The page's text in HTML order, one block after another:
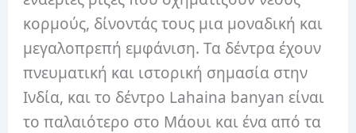
κορμούς, δίνοντάς τους μια μοναδική και
μεγαλοπρεπή εμφάνιση. Τα δέντρα έχουν
πνευματική και ιστορική σημασία στην
Ινδία, και το δέντρο Lahaina banyan είναι
το παλαιότερο στο Μάουι και ένα από τα